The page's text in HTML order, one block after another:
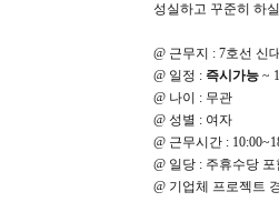
성실하고 꾸준히 하
@ 근무지 : 7호선 신
@ 일정 : 즉시가능 ~
@ 나이 : 무관
@ 성별 : 여자
@ 근무시간 :
@ 일당 : 주휴수당 포
@ 기업체 프로젝트